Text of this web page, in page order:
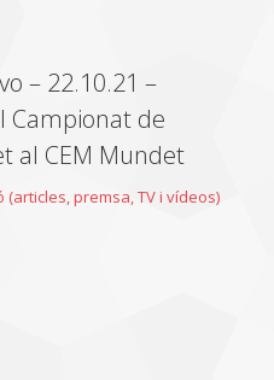
– 22.10.21 –
Campionat de
al CEM Mundet
premsa, TV i vídeos)